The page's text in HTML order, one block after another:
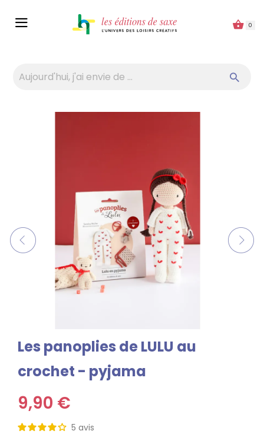
0
Les panoplies de LULU au
crochet - pyjama
9,90 €
5 avis